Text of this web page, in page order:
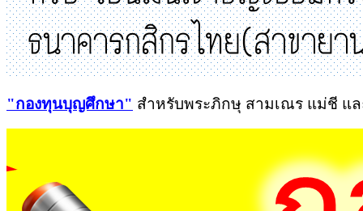
"กองทุนบุญศึกษา" สำหรับพระภิกษุ สามเณร แม่ชี แ